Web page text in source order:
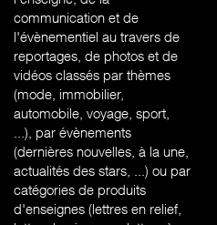
communication et de
l'évènementiel au travers de
reportages, de photos et de
vidéos classés par thèmes
(mode, immobilier,
automobile, voyage, sport,
...), par évènements
(dernières nouvelles, à la une,
actualités des stars, ...) ou par
catégories de produits
d'enseignes (lettres en relief,